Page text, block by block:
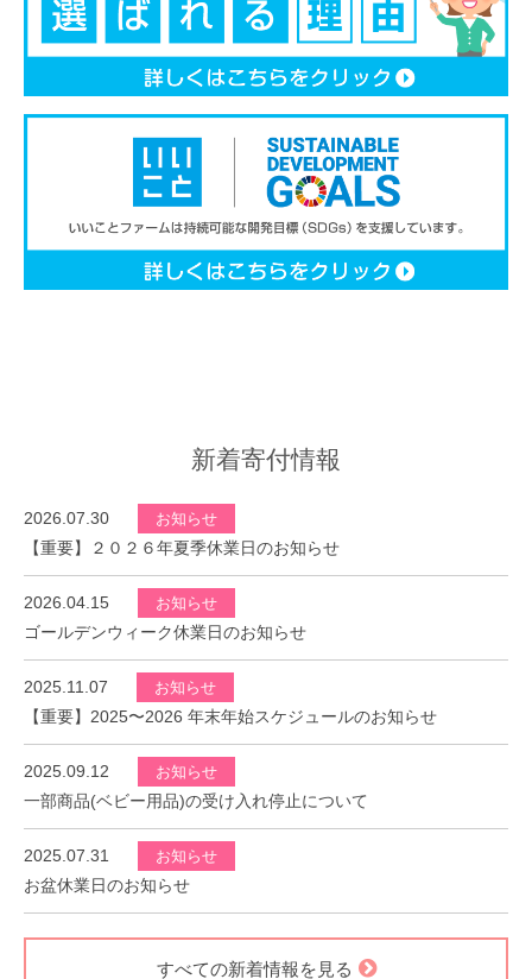
新着寄付情報
2026.07.30 お知らせ
【重要】２０２６年夏季休業日のお知らせ
2026.04.15 お知らせ
ゴールデンウィーク休業日のお知らせ
2025.11.07 お知らせ
【重要】2025〜2026 年末年始スケジュールのお知らせ
2025.09.12 お知らせ
一部商品(ベビー用品)の受け入れ停止について
2025.07.31 お知らせ
お盆休業日のお知らせ
すべての新着情報を見る